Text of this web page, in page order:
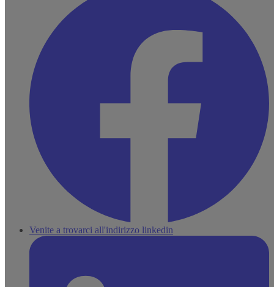
Venite a trovarci all'indirizzo linkedin